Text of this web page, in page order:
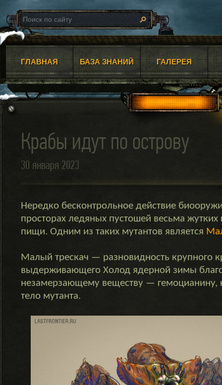
ГЛАВНАЯ БАЗА ЗНАНИЙ ГАЛЕРЕЯ
Крабы идут по острову
30 января 2023
Нередко бесконтрольное действие
просторах ледяных пустошей весьма
пищи. Одним из таких мутантов является
Малый трескач — разновидность крупного
выдерживающего Холод ядерной зимы
незамерзающему веществу — гемоцианину,
тело мутанта.